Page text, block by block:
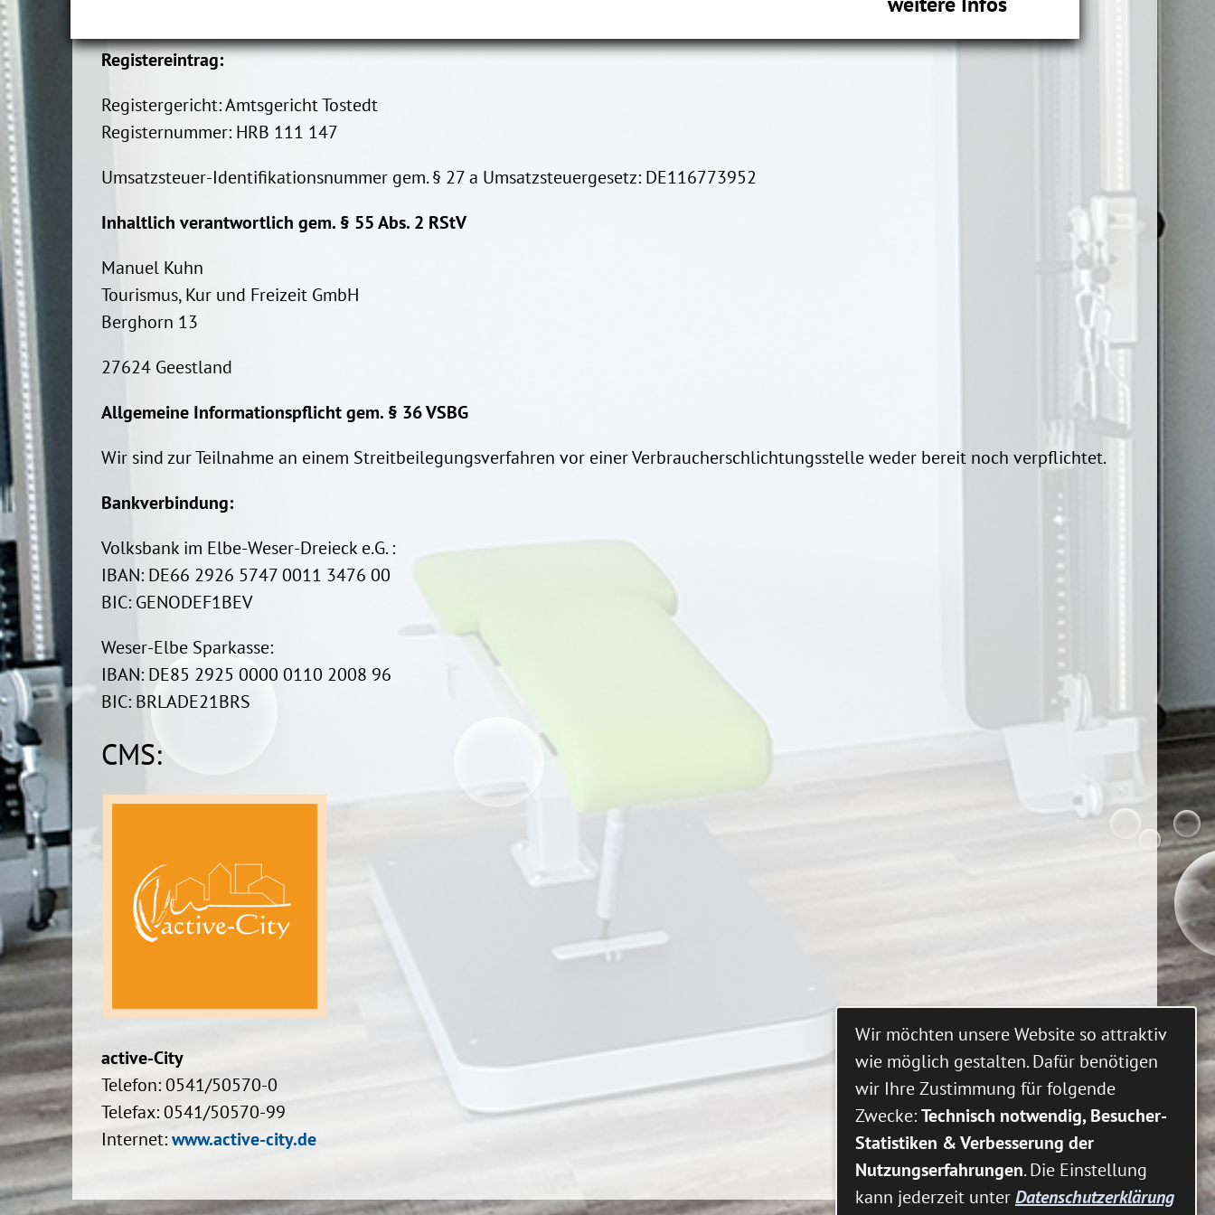
Registereintrag:
Registergericht: Amtsgericht Tostedt
Registernummer: HRB 111 147
Umsatzsteuer-Identifikationsnummer gem. § 27 a Umsatzsteuergesetz: DE116773952
Inhaltlich verantwortlich gem. § 55 Abs. 2 RStV
Manuel Kuhn
Tourismus, Kur und Freizeit GmbH
Berghorn 13
27624 Geestland
Allgemeine Informationspflicht gem. § 36 VSBG
Wir sind zur Teilnahme an einem Streitbeilegungsverfahren vor einer Verbraucherschlichtungsstelle weder bereit noch verpflichtet.
Bankverbindung:
Volksbank im Elbe-Weser-Dreieck e.G. :
IBAN: DE66 2926 5747 0011 3476 00
BIC: GENODEF1BEV
Weser-Elbe Sparkasse:
IBAN: DE85 2925 0000 0110 2008 96
BIC: BRLADE21BRS
CMS:
active-City
Telefon: 0541/50570-0
Telefax: 0541/50570-99
Internet:www.active-city.de
Wir möchten unsere Website so attraktiv
wie möglich gestalten. Dafür benötigen
wir Ihre Zustimmung für folgende
Zwecke:Technisch notwendig, Besucher-
Statistiken & Verbesserung der
Nutzungserfahrungen. Die Einstellung
kann jederzeit unterDatenschutzerklärung